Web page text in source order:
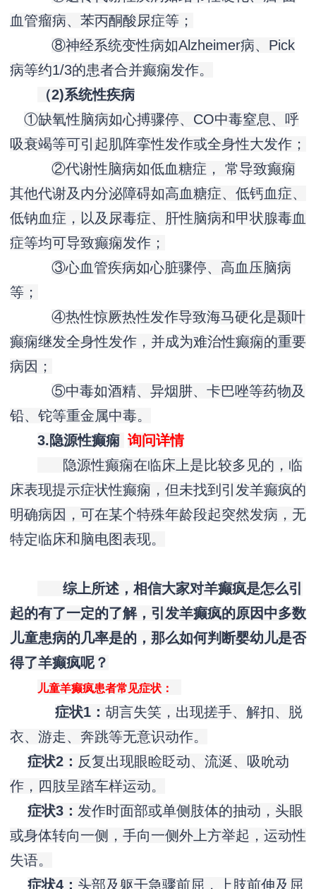
血管瘤病、苯丙酮酸尿症等；
⑧神经系统变性病如Alzheimer病、Pick
病等约1/3的患者合并癫痫发作。
（2)系统性疾病
①缺氧性脑病如心搏骤停、CO中毒窒息、呼
吸衰竭等可引起肌阵挛性发作或全身性大发作；
②代谢性脑病如低血糖症， 常导致癫痫
其他代谢及内分泌障碍如高血糖症、低钙血症、
低钠血症，以及尿毒症、肝性脑病和甲状腺毒血
症等均可导致癫痫发作；
③心血管疾病如心脏骤停、高血压脑病
等；
④热性惊厥热性发作导致海马硬化是颞叶
癫痫继发全身性发作，并成为难治性癫痫的重要
病因；
⑤中毒如酒精、异烟肼、卡巴唑等药物及
铅、铊等重金属中毒。
3.隐源性癫痫 询问详情
隐源性癫痫在临床上是比较多见的，临
床表现提示症状性癫痫，但未找到引发羊癫疯的
明确病因，可在某个特殊年龄段起突然发病，无
特定临床和脑电图表现。
综上所述，相信大家对羊癫疯是怎么引
起的有了一定的了解，引发羊癫疯的原因中多数
儿童患病的几率是的，那么如何判断婴幼儿是否
得了羊癫疯呢？
儿童羊癫疯患者常见症状：
症状1 ：胡言失笑，出现搓手、解扣、脱
衣、游走、奔跳等无意识动作。
症状2 ： 反复出现眼睑眨动、流涎、吸吮动
作，四肢呈踏车样运动。
症状3 ： 发作时面部或单侧肢体的抽动，头眼
或身体转向一侧，手向一侧外上方举起，运动性
失语。
症状4 ： 头部及躯干急骤前屈，上肢前伸及屈